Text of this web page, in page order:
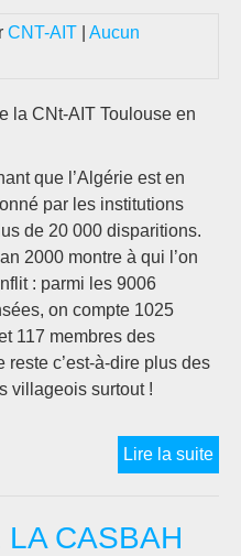
CNT-AIT
Aucun
la CNt-AIT Toulouse en
que l’Algérie est en
par les institutions
de 20 000 disparitions.
2000 montre à qui l’on
: parmi les 9006
on compte 1025
117 membres des
reste c’est-à-dire plus des
villageois surtout !
Lire la suite
,
LA CASBAH